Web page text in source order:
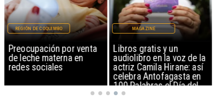
Preocupación por venta
de leche materna en
redes sociales
REGIÓN DE COQUIMBO
Libros gratis y un
audiolibro en la voz de la
actriz Camila Hirane: así
celebra Antofagasta en
100 Palabras el Día del
Patrimonio
MAGAZINE